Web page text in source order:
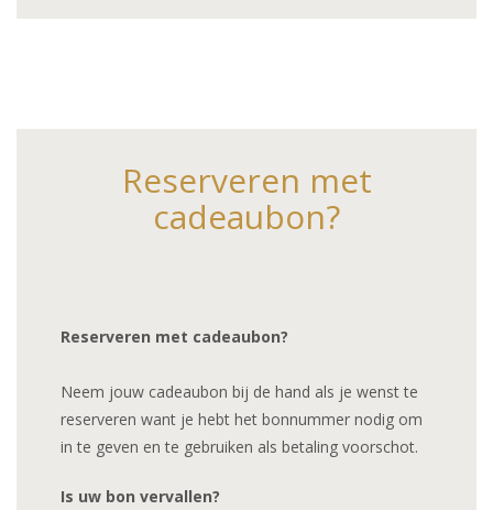
Reserveren met
cadeaubon?
Reserveren met cadeaubon?
Neem jouw cadeaubon bij de hand als je wenst te
reserveren want je hebt het bonnummer nodig om
in te geven en te gebruiken als betaling voorschot.
Is uw bon vervallen?